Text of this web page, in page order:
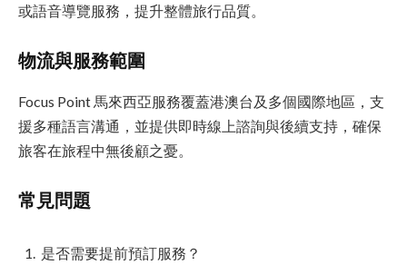
或語音導覽服務，提升整體旅行品質。
物流與服務範圍
Focus Point 馬來西亞服務覆蓋港澳台及多個國際地區，支
援多種語言溝通，並提供即時線上諮詢與後續支持，確保
旅客在旅程中無後顧之憂。
常見問題
是否需要提前預訂服務？